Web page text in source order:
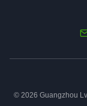
© 2026 Guangzhou